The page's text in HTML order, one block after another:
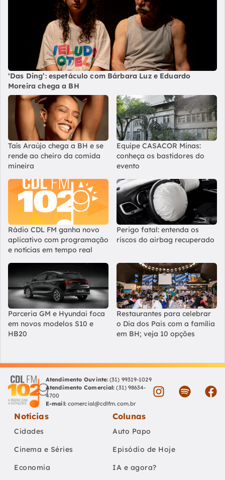
‘Das Ding’: espetáculo com Bárbara Luz e Eduardo
Moreira chega a BH
Taís Araújo chega a BH e se
rende ao cheiro da comida
mineira
Equipe CASACOR Minas:
conheça os bastidores do
evento
Rádio CDL FM ganha novo
aplicativo com programação
e notícias em tempo real
Perigo fatal: entenda os
riscos do airbag recuperado
Parceria GM e Hyundai foca
em novos modelos S10 e
HB20
Restaurantes para celebrar
o Dia dos Pais com a família
em BH; veja 10 opções
Atendimento Ouvinte: (31) 99319-1029
Atendimento Comercial: (31) 98634-
4700
E-mail: comercial@cdlfm.com.br
Notícias
Cidades
Cinema e Séries
Economia
Colunas
Auto Papo
Episódio de Hoje
IA e agora?